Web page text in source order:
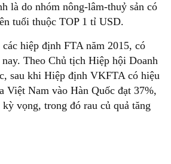
là do nhóm nông-lâm-thuỷ sản có
tuổi thuộc TOP 1 tỉ USD.
hiệp định FTA năm 2015, có
Theo Chủ tịch Hiệp hội Doanh
sau khi Hiệp định VKFTA có hiệu
Việt Nam vào Hàn Quốc đạt 37%,
vọng, trong đó rau củ quả tăng